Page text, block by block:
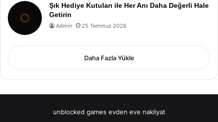
Şık Hediye Kutuları ile Her Anı Daha Değerli Hale
Getirin
Admin 25 Temmuz 2026
Daha Fazla Yükle
unblocked games evden eve nakliyat